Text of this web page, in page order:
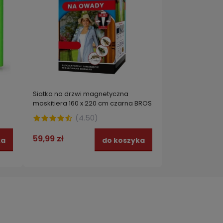
Siatka na drzwi magnetyczna
moskitiera 160 x 220 cm czarna BROS
(4.50)
59,99 zł do koszyka